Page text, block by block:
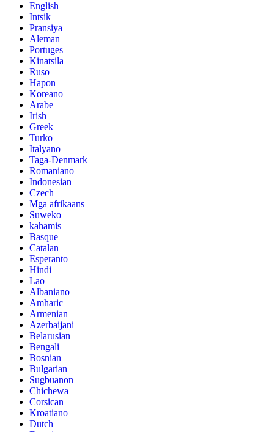
English
Intsik
Pransiya
Aleman
Portuges
Kinatsila
Ruso
Hapon
Koreano
Arabe
Irish
Greek
Turko
Italyano
Taga-Denmark
Romaniano
Indonesian
Czech
Mga afrikaans
Suweko
kahamis
Basque
Catalan
Esperanto
Hindi
Lao
Albaniano
Amharic
Armenian
Azerbaijani
Belarusian
Bengali
Bosnian
Bulgarian
Sugbuanon
Chichewa
Corsican
Kroatiano
Dutch